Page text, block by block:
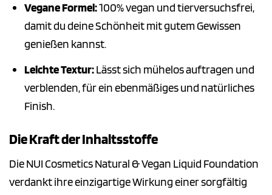
Vegane Formel:100% vegan und tierversuchsfrei,
damit du deine Schönheit mit gutem Gewissen
genießen kannst.
Leichte Textur:Lässt sich mühelos auftragen und
verblenden, für ein ebenmäßiges und natürliches
Finish.
Die Kraft der Inhaltsstoffe
Die NUI Cosmetics Natural & Vegan Liquid Foundation
verdankt ihre einzigartige Wirkung einer sorgfältig